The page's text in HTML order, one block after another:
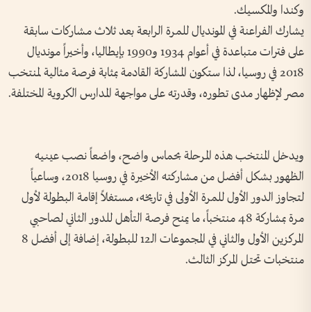
وكندا والمكسيك.
يشارك الفراعنة في المونديال للمرة الرابعة بعد ثلاث مشاركات سابقة
على فترات متباعدة في أعوام 1934 و1990 بإيطاليا، وأخيراً مونديال
2018 في روسيا، لذا ستكون المشاركة القادمة بمثابة فرصة مثالية لمنتخب
مصر لإظهار مدى تطوره، وقدرته على مواجهة المدارس الكروية المختلفة.
ويدخل المنتخب هذه المرحلة بحماس واضح، واضعاً نصب عينيه
الظهور بشكل أفضل من مشاركته الأخيرة في روسيا 2018، وساعياً
لتجاوز الدور الأول للمرة الأولى في تاريخه، مستغلاً إقامة البطولة لأول
مرة بمشاركة 48 منتخباً، ما يمنح فرصة التأهل للدور الثاني لصاحبي
المركزين الأول والثاني في المجموعات الـ12 للبطولة، إضافة إلى أفضل 8
منتخبات تحتل المركز الثالث.